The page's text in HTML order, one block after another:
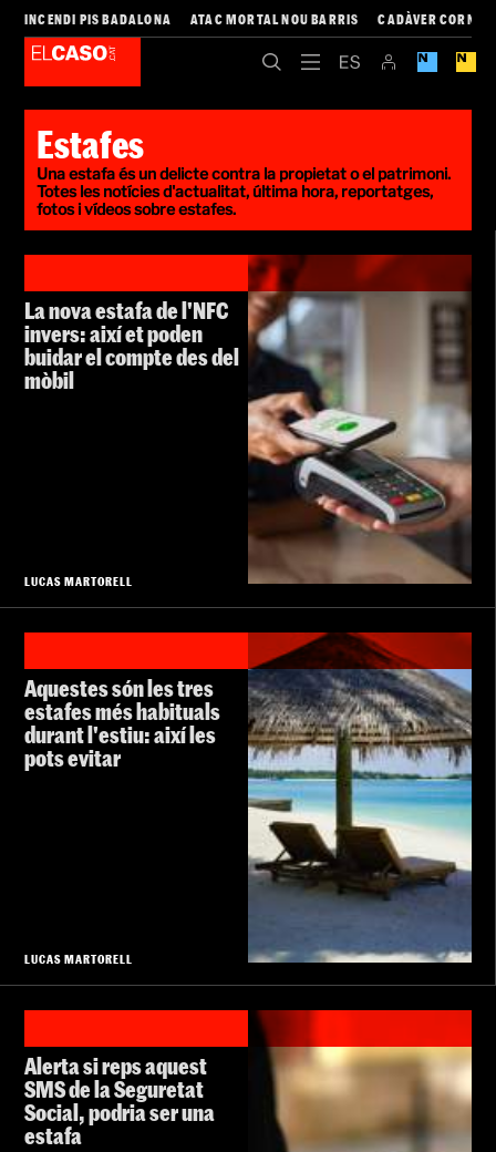
INCENDI PIS BADALONA ATAC MORTAL NOU BARRIS CADÀVER
Estafes
Una estafa és un delicte contra la propietat o el patrimoni.
Totes les notícies d'actualitat, última hora, reportatges,
fotos i vídeos sobre estafes.
La nova estafa de l'NFC
invers: així et poden
buidar el compte des del
mòbil
LUCAS MARTORELL
Aquestes són les tres
estafes més habituals
durant l'estiu: així les
pots evitar
LUCAS MARTORELL
Alerta si reps aquest
SMS de la Seguretat
Social, podria ser una
estafa